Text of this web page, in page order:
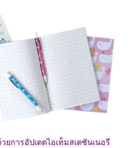
การอัปเดตไอเท็มสเตชันเนอรี